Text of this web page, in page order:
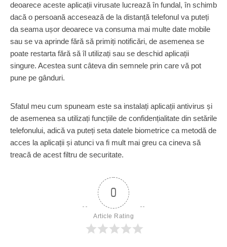
deoarece aceste aplicații virusate lucrează în fundal, în schimb
dacă o persoană accesează de la distanță telefonul va puteți
da seama ușor deoarece va consuma mai multe date mobile
sau se va aprinde fără să primiți notificări, de asemenea se
poate restarta fără să îl utilizați sau se deschid aplicații
singure. Acestea sunt câteva din semnele prin care vă pot
pune pe gânduri.
Sfatul meu cum spuneam este sa instalați aplicații antivirus și
de asemenea sa utilizați funcțiile de confidențialitate din setările
telefonului, adică va puteți seta datele biometrice ca metodă de
acces la aplicații și atunci va fi mult mai greu ca cineva să
treacă de acest filtru de securitate.
0
Article Rating